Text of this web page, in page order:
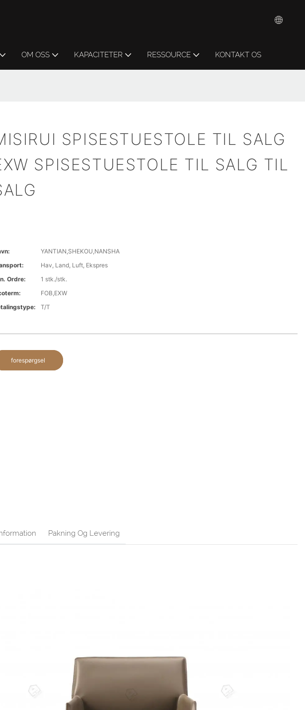
OM OSS KAPACITETER RESSOURCE KONTAKT OS
SPISESTUESTOLE TIL SALG
SPISESTUESTOLE TIL SALG TIL
YANTIAN,SHEKOU,NANSHA
Hav, Land, Luft, Ekspres
Ordre:
1 stk./stk.
FOB,EXW
T/T
forespørgsel
Pakning Og Levering